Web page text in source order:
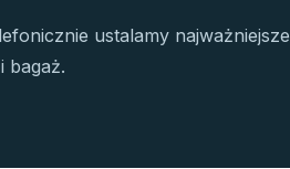
ustalamy najważniejsze
bagaż.